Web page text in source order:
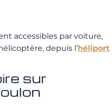
accessibles par voiture,
depuis l’héliport
sur